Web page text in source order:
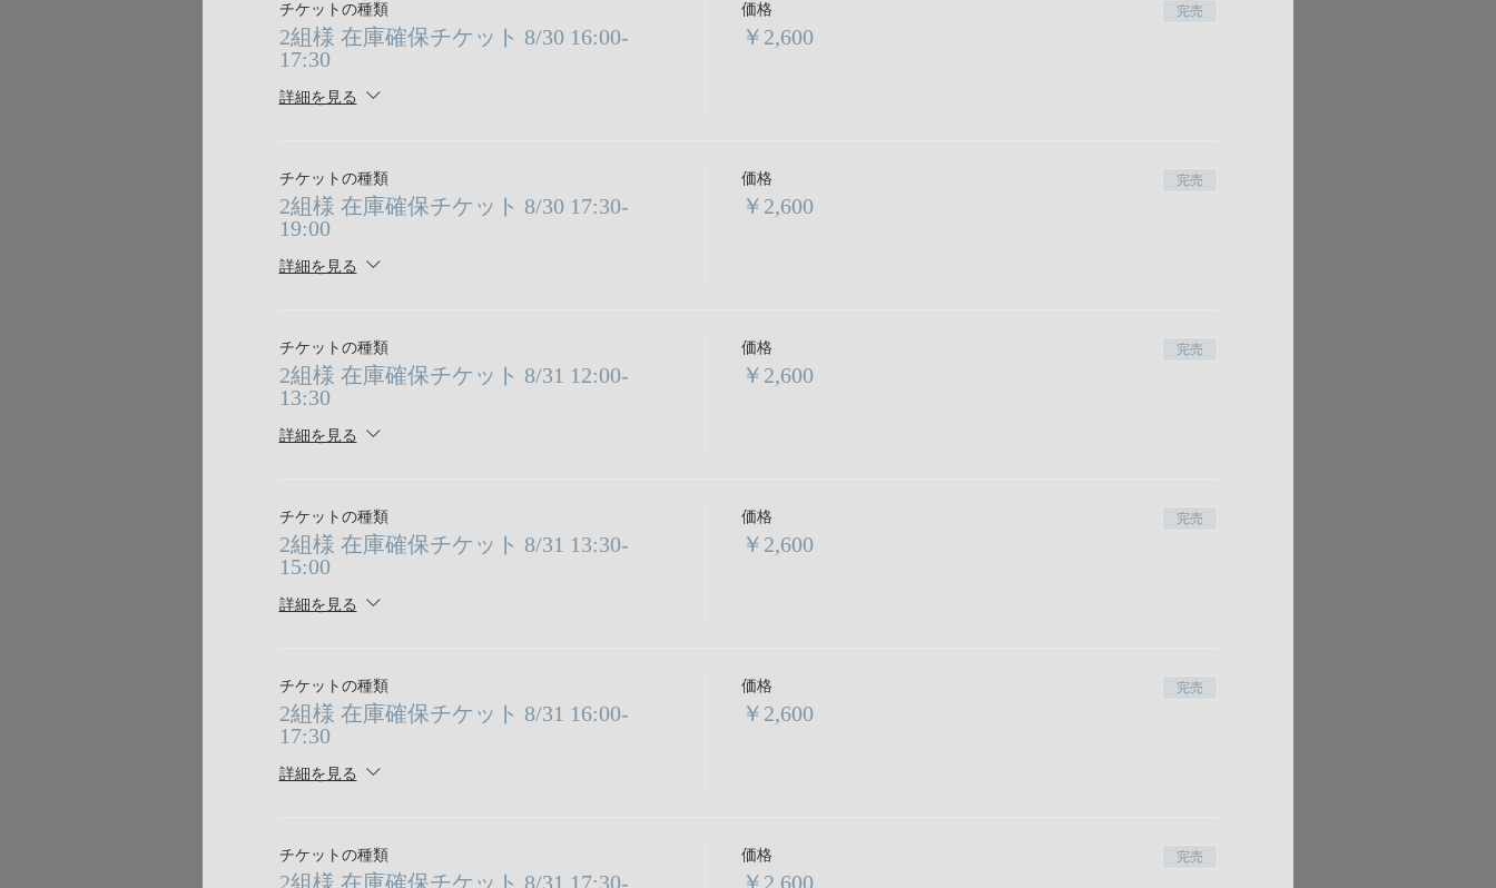
チケットの種類
2組様 在庫確保チケット 8/30 16:00-
17:30
詳細を見る
価格
￥2,600
完売
チケットの種類
2組様 在庫確保チケット 8/30 17:30-
19:00
詳細を見る
価格
￥2,600
完売
チケットの種類
2組様 在庫確保チケット 8/31 12:00-
13:30
詳細を見る
価格
￥2,600
完売
チケットの種類
2組様 在庫確保チケット 8/31 13:30-
15:00
詳細を見る
価格
￥2,600
完売
チケットの種類
2組様 在庫確保チケット 8/31 16:00-
17:30
詳細を見る
価格
￥2,600
完売
チケットの種類
2組様 在庫確保チケット 8/31 17:30-
価格
￥2,600
完売